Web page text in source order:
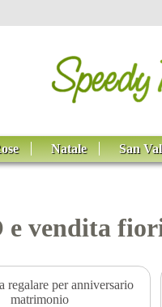
Natale San
vendita
regalare per anniversario
matrimonio